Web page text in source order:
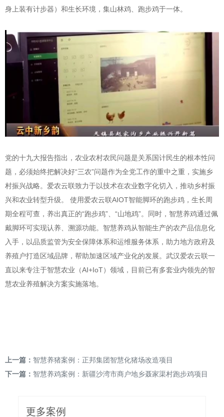
身上装有计步器）和生长环境，集山林鸡、跑步鸡于一体。
党的十九大报告指出，农业农村农民问题是关系国计民生的根本性问
题，必须始终把解决好“三农”问题作为全党工作的重中之重，实施乡
村振兴战略。爱农云联致力于以技术在农业数字化切入，推动乡村振
兴和农业转型升级。 使用爱农云联AIOT智能脚环的跑步鸡，生长周
期全程可查，养出真正的“跑步鸡”、“山地鸡”。同时，智慧养鸡通过佩
戴脚环可实现认养、溯源功能。智慧养鸡从智能生产的农产品信息化
入手，以品质监管为安全保障体系和运维服务体系，助力地方政府及
养殖户打造区域品牌，帮助加速区域产业化的发展。武汉爱农云联一
直以来专注于智慧农业（AI+IoT）领域，目前已有多套业内领先的智
慧农业养殖解决方案实施落地。
上一篇： 智慧养猪案例：正邦集团智慧化猪场改造项目
下一篇： 智慧养鸡案例：新疆沙湾市商户地乡聂家渠村跑步鸡项目
更多案例